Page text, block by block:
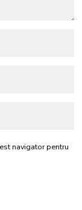
navigator pentru